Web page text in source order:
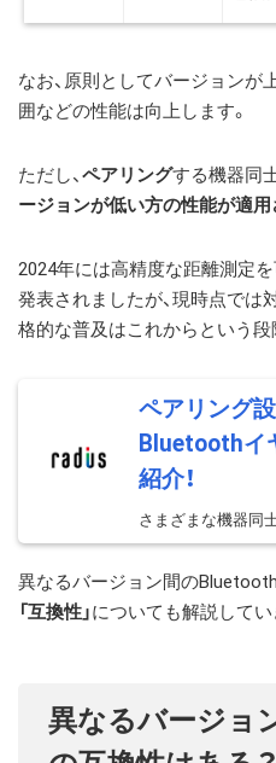
なお、原則としてバージョンが
囲などの性能は向上します。
ただし、ペアリングする機器同
ージョンが低い方の性能が適用
2024年には高精度な距離測定を
発表されましたが、現時点では
格的な普及はこれからという段
ペアリング
Bluetoothイ
紹介！
さまざまな機器同
異なるバージョン間の
「互換性」についても解説してい
異なるバージョ